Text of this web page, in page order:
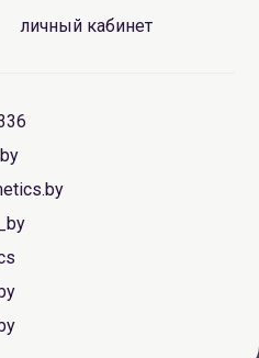
личный кабинет